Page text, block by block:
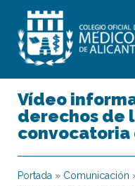
Vídeo
derechos de
convocatoria
Portada » Comunicación